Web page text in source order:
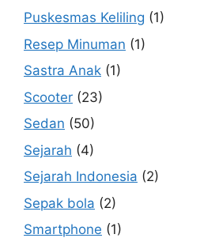
Puskesmas Keliling (1)
Resep Minuman (1)
Sastra Anak (1)
Scooter (23)
Sedan (50)
Sejarah (4)
Sejarah Indonesia (2)
Sepak bola (2)
Smartphone (1)